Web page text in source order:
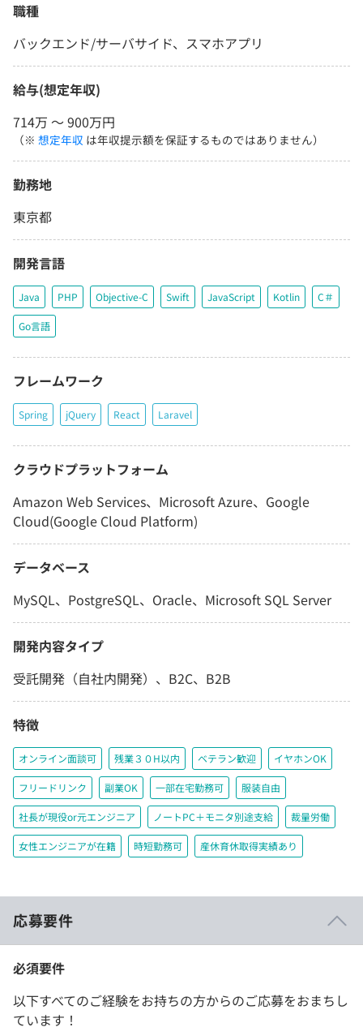
職種
バックエンド/サーバサイド、スマホアプリ
給与(想定年収)
714万 〜 900万円
（※ 想定年収 は年収提示額を保証するものではありません）
勤務地
東京都
開発言語
Java PHP Objective-C Swift JavaScript Kotlin C＃
Go言語
フレームワーク
Spring jQuery React Laravel
クラウドプラットフォーム
Amazon Web Services、Microsoft Azure、Google
Cloud(Google Cloud Platform)
データベース
MySQL、PostgreSQL、Oracle、Microsoft SQL Server
開発内容タイプ
受託開発（自社内開発）、B2C、B2B
特徴
オンライン面談可 残業３０H以内 ベテラン歓迎 イヤホンOK
フリードリンク 副業OK 一部在宅勤務可 服装自由
社長が現役or元エンジニア ノートPC＋モニタ別途支給 裁量労働
女性エンジニアが在籍 時短勤務可 産休育休取得実績あり
応募要件
必須要件
以下すべてのご経験をお持ちの方からのご応募をおまちし
ています！